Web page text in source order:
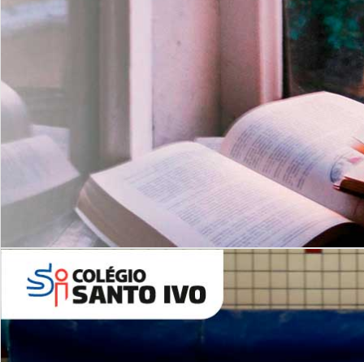
Leituras Literárias
es
Com imersão Bilingue - Anos
Finais
6º AO 9º ANO FUNDAMENTAL
Inglês: Turmas Reduzidas
(Proficiência)
ALUNOS NOVOS
Entre em Contato